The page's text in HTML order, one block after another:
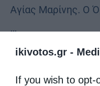
ikivotos.gr -
If you wish to opt-
Αγίας Μαρίνης. Ο
…